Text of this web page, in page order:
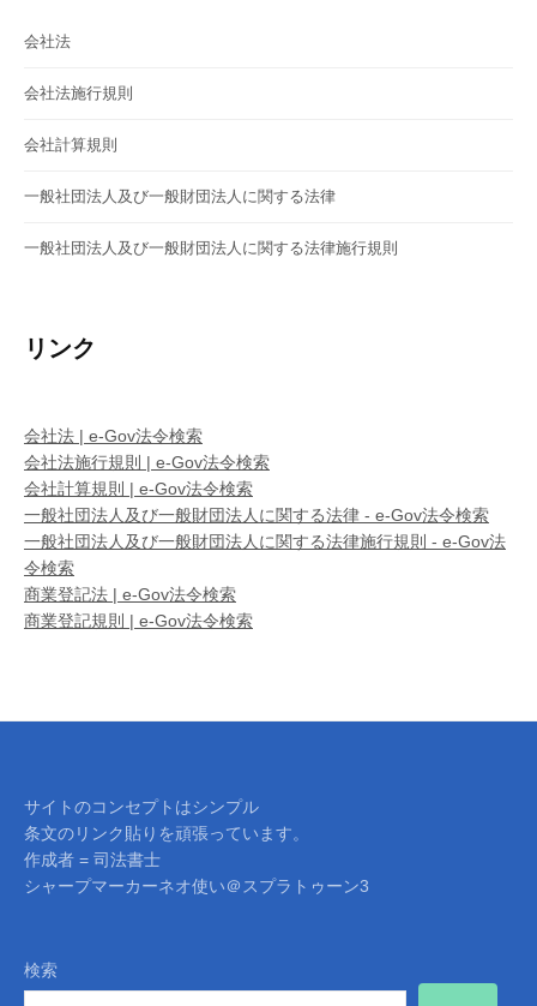
会社法
会社法施行規則
会社計算規則
一般社団法人及び一般財団法人に関する法律
一般社団法人及び一般財団法人に関する法律施行規則
リンク
会社法 | e-Gov法令検索
会社法施行規則 | e-Gov法令検索
会社計算規則 | e-Gov法令検索
一般社団法人及び一般財団法人に関する法律 - e-Gov法令検索
一般社団法人及び一般財団法人に関する法律施行規則 - e-Gov法
令検索
商業登記法 | e-Gov法令検索
商業登記規則 | e-Gov法令検索
サイトのコンセプトはシンプル
条文のリンク貼りを頑張っています。
作成者 = 司法書士
シャープマーカーネオ使い＠スプラトゥーン3
検索